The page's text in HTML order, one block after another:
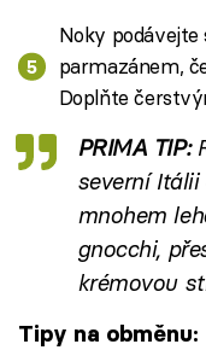
Noky podávejte
parmazánem,
Doplňte
PRIMA TIP:
severní
mnohem
gnocchi,
krémovou
Tipy na obměnu: